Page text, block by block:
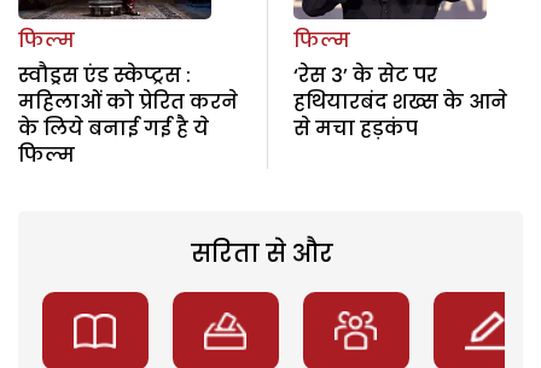
फिल्म
स्वौड्रस एंड स्केप्ट्रस :
महिलाओं को प्रेरित करने
के लिये बनाई गई है ये
फिल्म
फिल्म
‘रेस 3’ के सेट पर
हथियारबंद शख्स के आने
से मचा हड़कंप
सरिता से और